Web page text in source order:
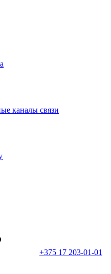
каналы связи
+375 17 203-01-01